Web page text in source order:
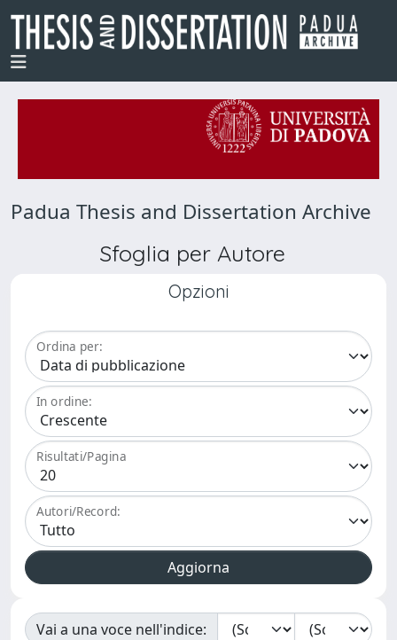
Padua Thesis and Dissertation Archive
Sfoglia per Autore
Opzioni
Ordina per:
In ordine:
Risultati/Pagina
Autori/Record:
Vai a una voce nell'indice: